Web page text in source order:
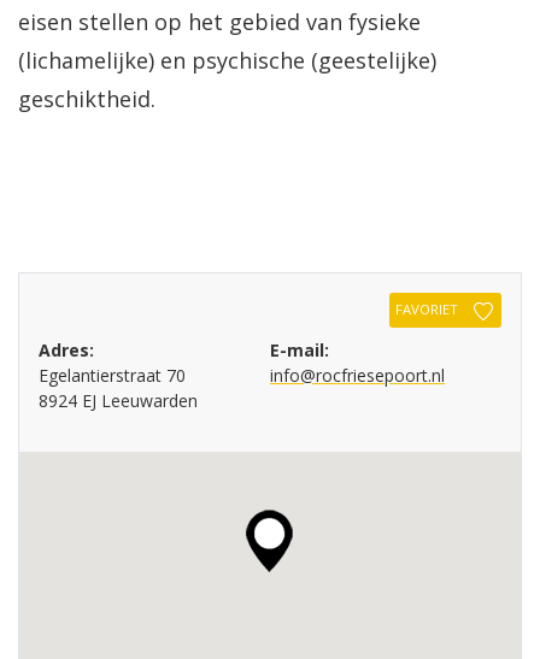
eisen stellen op het gebied van fysieke
(lichamelijke) en psychische (geestelijke)
geschiktheid.
FAVORIET
Adres:
Egelantierstraat 70
8924 EJ Leeuwarden
E-mail:
info@rocfriesepoort.nl